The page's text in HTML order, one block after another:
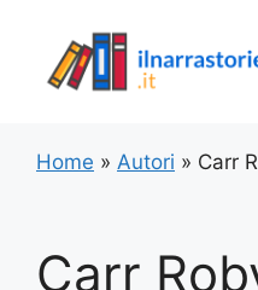
contenuto
Home » Autori » Carr
Carr